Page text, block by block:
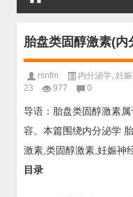
胎盘类固醇激素(内
rsnfm 内分泌学, 妊
23
977 0
导语：胎盘类固醇激素
容。本篇围绕内分泌学
激素,类固醇激素,妊娠神
目录